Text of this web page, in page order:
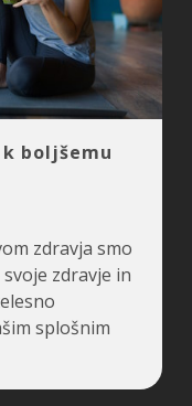
boljšemu
zdravja smo
zdravje in
splošnim